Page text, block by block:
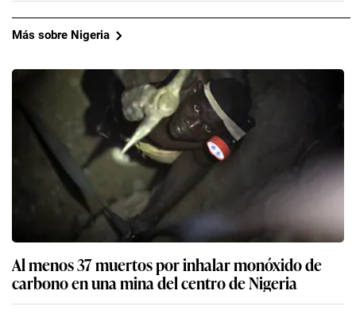
Más sobre Nigeria
Al menos 37 muertos por inhalar monóxido de
carbono en una mina del centro de Nigeria